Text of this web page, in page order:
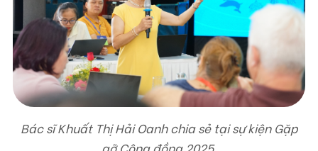
Bác sĩ Khuất Thị Hải Oanh chia sẻ tại sự kiện Gặp